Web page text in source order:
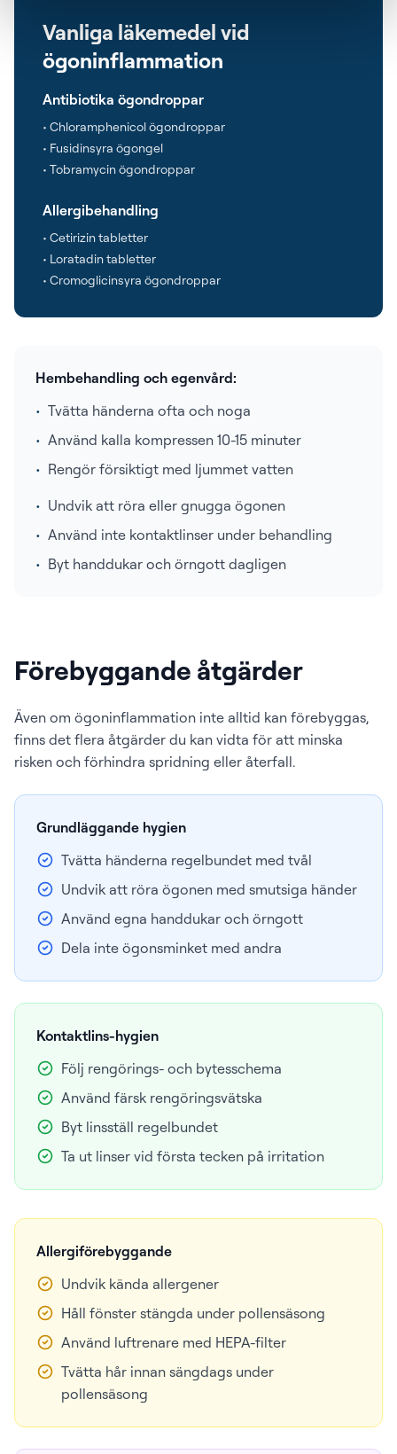
Vanliga läkemedel vid
ögoninflammation
Antibiotika ögondroppar
• Chloramphenicol ögondroppar
• Fusidinsyra ögongel
• Tobramycin ögondroppar
Allergibehandling
• Cetirizin tabletter
• Loratadin tabletter
• Cromoglicinsyra ögondroppar
Hembehandling och egenvård:
• Tvätta händerna ofta och noga
• Använd kalla kompressen 10-15 minuter
• Rengör försiktigt med ljummet vatten
• Undvik att röra eller gnugga ögonen
• Använd inte kontaktlinser under behandling
• Byt handdukar och örngott dagligen
Förebyggande åtgärder
Även om ögoninflammation inte alltid kan förebyggas,
finns det flera åtgärder du kan vidta för att minska
risken och förhindra spridning eller återfall.
Grundläggande hygien
Tvätta händerna regelbundet med tvål
Undvik att röra ögonen med smutsiga händer
Använd egna handdukar och örngott
Dela inte ögonsminket med andra
Kontaktlins-hygien
Följ rengörings- och bytesschema
Använd färsk rengöringsvätska
Byt linsställ regelbundet
Ta ut linser vid första tecken på irritation
Allergiförebyggande
Undvik kända allergener
Håll fönster stängda under pollensäsong
Använd luftrenare med HEPA-filter
Tvätta hår innan sängdags under
pollensäsong